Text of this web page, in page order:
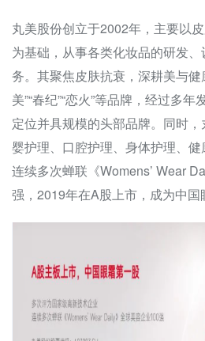
丸美股份创立于2002年，主要以
为基础，从事各类化妆品的研发
务。其聚焦皮肤抗衰，深耕美与
美”“春纪”“恋火”等品牌，经过多
定位并具规模的头部品牌。同时
婴护理、口腔护理、身体护理、
连续多次蝉联《Womens’ Wear
强，2019年在A股上市，成为中国